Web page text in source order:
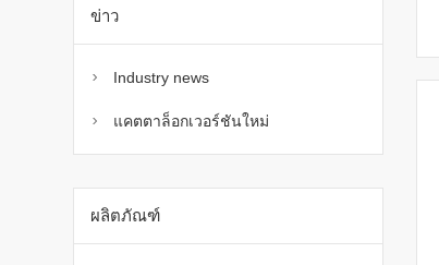
ข่าว
 Industry news
 แคตตาล็อกเวอร์ชันใหม่
ผลิตภัณฑ์